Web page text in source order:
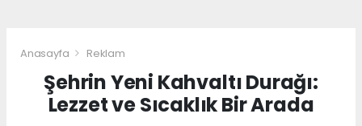
Anasayfa Reklam
Şehrin Yeni Kahvaltı Durağı:
Lezzet ve Sıcaklık Bir Arada